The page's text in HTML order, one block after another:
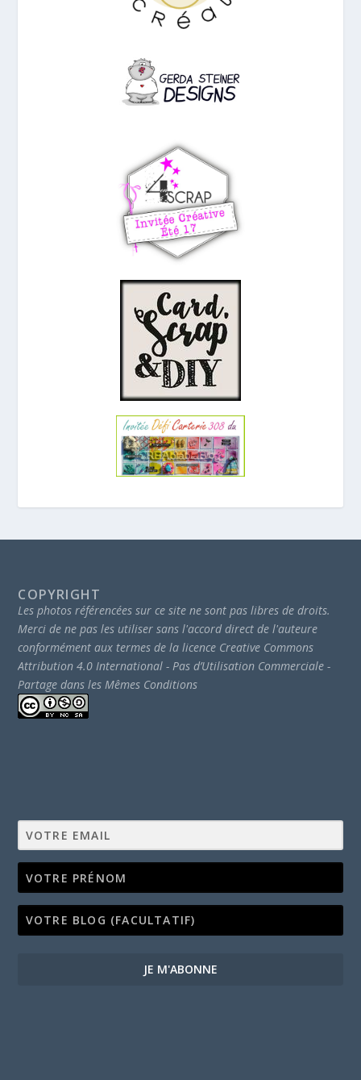
COPYRIGHT
Les photos référencées sur ce site ne sont pas libres de droits.
Merci de ne pas les utiliser sans l'accord direct de l'auteure
conformément aux termes de la licence Creative Commons
Attribution 4.0 International - Pas d’Utilisation Commerciale -
Partage dans les Mêmes Conditions
JE M'ABONNE